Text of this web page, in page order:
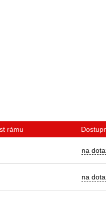
rámu
na
na